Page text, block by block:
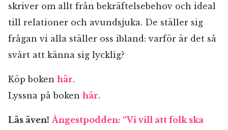
skriver om allt från bekräftelsebehov och ideal
till relationer och avundsjuka. De ställer sig
frågan vi alla ställer oss ibland: varför är det så
svårt att känna sig lycklig?
Köp boken här.
Lyssna på boken här.
Läs även! Ångestpodden: “Vi vill att folk ska